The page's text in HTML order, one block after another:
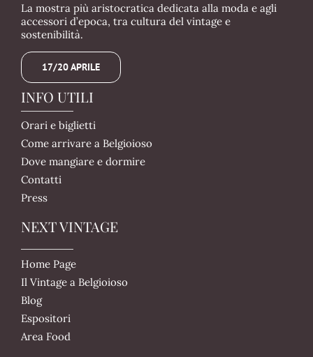
La mostra più aristocratica dedicata alla moda e agli
accessori d’epoca, tra cultura del vintage e
sostenibilità.
17/20 APRILE
INFO UTILI
Orari e biglietti
Come arrivare a Belgioioso
Dove mangiare e dormire
Contatti
Press
NEXT VINTAGE
Home Page
Il Vintage a Belgioioso
Blog
Espositori
Area Food